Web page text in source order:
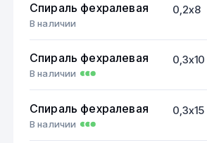
Спираль фехралевая
В наличии
0,2х8
Спираль фехралевая
В наличии
0,3х10
Спираль фехралевая
В наличии
0,3х15